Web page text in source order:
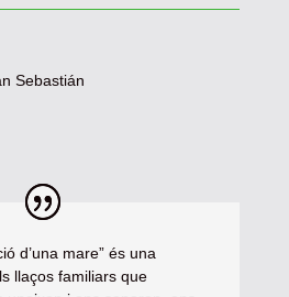
Sebastián
d’una mare” és una
llaços familiars que